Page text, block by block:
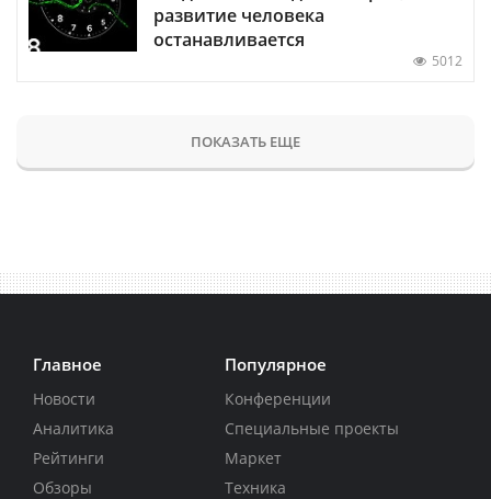
развитие человека
останавливается
5012
ПОКАЗАТЬ ЕЩЕ
Главное
Новости
Аналитика
Рейтинги
Обзоры
Популярное
Конференции
Специальные проекты
Маркет
Техника